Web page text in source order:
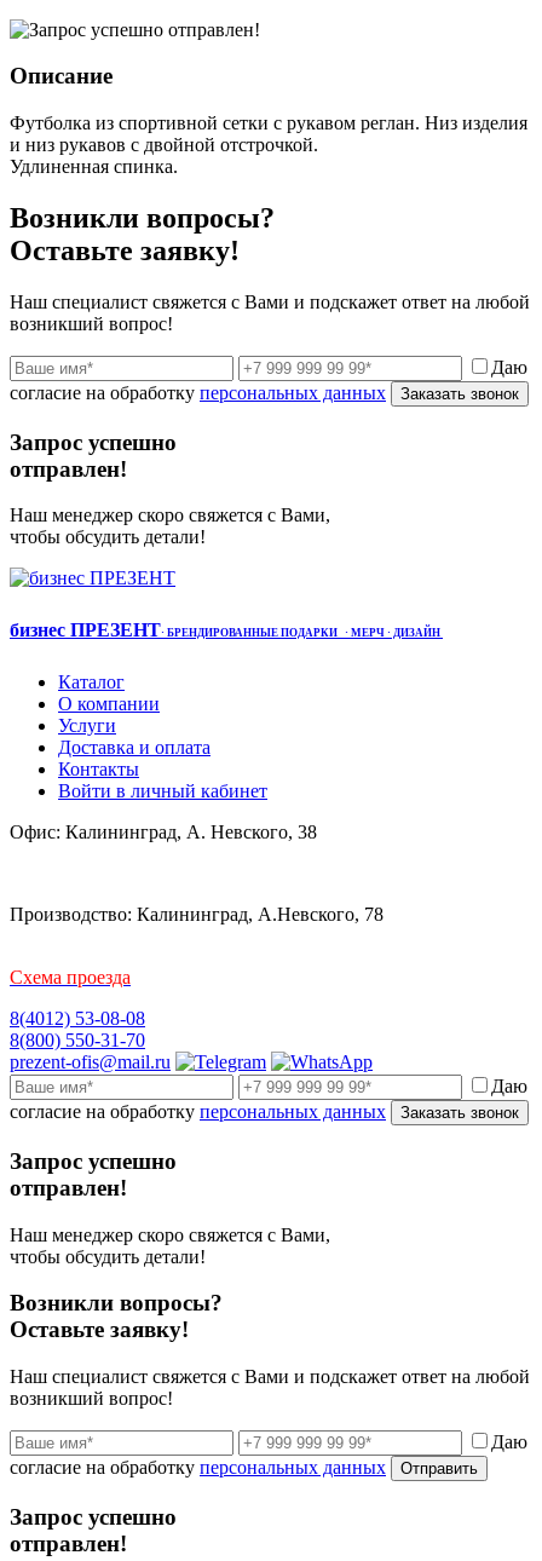
Описание
Футболка из спортивной сетки с рукавом реглан. Низ изделия
и низ рукавов с двойной отстрочкой.
Удлиненная спинка.
Возникли вопросы?
Оставьте заявку!
Наш специалист свяжется с Вами и подскажет ответ на любой
возникший вопрос!
Даю
согласие на обработку персональных данных Заказать звонок
Запрос успешно
отправлен!
Наш менеджер скоро свяжется с Вами,
чтобы обсудить детали!
бизнес ПРЕЗЕНТ· БРЕНДИРОВАННЫЕ ПОДАРКИ · МЕРЧ · ДИЗАЙН
Каталог
О компании
Услуги
Доставка и оплата
Контакты
Войти в личный кабинет
Офис: Калининград, А. Невского, 38
Производство: Калининград, А.Невского, 78
Схема проезда
8(4012) 53-08-08
8(800) 550-31-70
prezent-ofis@mail.ru
Даю
согласие на обработку персональных данных Заказать звонок
Запрос успешно
отправлен!
Наш менеджер скоро свяжется с Вами,
чтобы обсудить детали!
Возникли вопросы?
Оставьте заявку!
Наш специалист свяжется с Вами и подскажет ответ на любой
возникший вопрос!
Даю
согласие на обработку персональных данных Отправить
Запрос успешно
отправлен!